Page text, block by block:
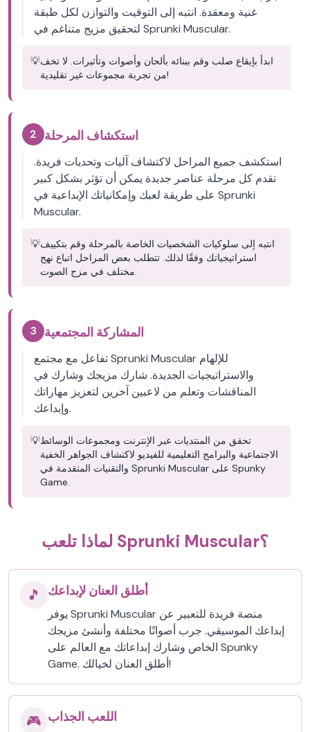
غنية ومعقدة. انتبه إلى التوقيت والتوازن لكل طبقة
لتحقيق مزيج متناغم في Sprunki Muscular.
💡ابدأ بإيقاع صلب وقم ببنائه بألحان وأصوات وتأثيرات. لا تخف
من تجربة مجموعات غير تقليدية!
2 استكشاف المرحلة
استكشف جميع المراحل لاكتشاف آليات وتحديات فريدة.
تقدم كل مرحلة عناصر جديدة يمكن أن تؤثر بشكل كبير
على طريقة لعبك وإمكانياتك الإبداعية في Sprunki
Muscular.
💡انتبه إلى سلوكيات الشخصيات الخاصة بالمرحلة وقم بتكييف
استراتيجياتك وفقًا لذلك. تتطلب بعض المراحل اتباع نهج
مختلف في مزج الصوت.
3 المشاركة المجتمعية
تفاعل مع مجتمع Sprunki Muscular للإلهام
والاستراتيجيات الجديدة. شارك مزيجك وشارك في
المناقشات وتعلم من لاعبين آخرين لتعزيز مهاراتك
وإبداعك.
💡تحقق من المنتديات عبر الإنترنت ومجموعات الوسائط
الاجتماعية والبرامج التعليمية للفيديو لاكتشاف الجواهر الخفية
والتقنيات المتقدمة في Sprunki Muscular على Spunky
Game.
لماذا تلعب Sprunki Muscular؟
🎵 أطلق العنان لإبداعك
يوفر Sprunki Muscular منصة فريدة للتعبير عن
إبداعك الموسيقي. جرب أصواتًا مختلفة وأنشئ مزيجك
الخاص وشارك إبداعاتك مع العالم على Spunky
Game. أطلق العنان لخيالك!
🎮 اللعب الجذاب